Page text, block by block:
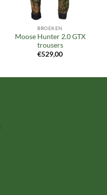
BROEKEN
Moose Hunter 2.0 GTX
trousers
€529,00